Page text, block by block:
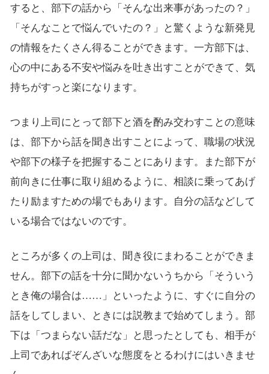
すると、部下の話から「そんな出来事があったの？」
「そんなことで悩んでいたの？」と驚くような新発見
の情報をたくさん得ることができます。一方部下は、
心の中にある不安や悩みを吐き出すことができて、気
持ちがすっと楽になります。
つまり上司にとって部下と酒を酌み交わすことの意味
は、部下から話を聞き出すことによって、職場の状況
や部下の様子を把握することにあります。また部下が
前向きに仕事に取り組めるように、相談に乗ってあげ
たり励ますための場でもあります。自分の話などして
いる場合ではないのです。
ところが多くの上司は、聞き役にまわることができま
せん。部下の話を十分に聞かないうちから「そういう
とき俺の場合は……」といったように、すぐに自分の
話をしてしまい、ときには説教まで始めてしまう。部
下は「つまらない話だな」と思ったとしても、相手が
上司であればぞんざいな態度をとるわけにはいきませ